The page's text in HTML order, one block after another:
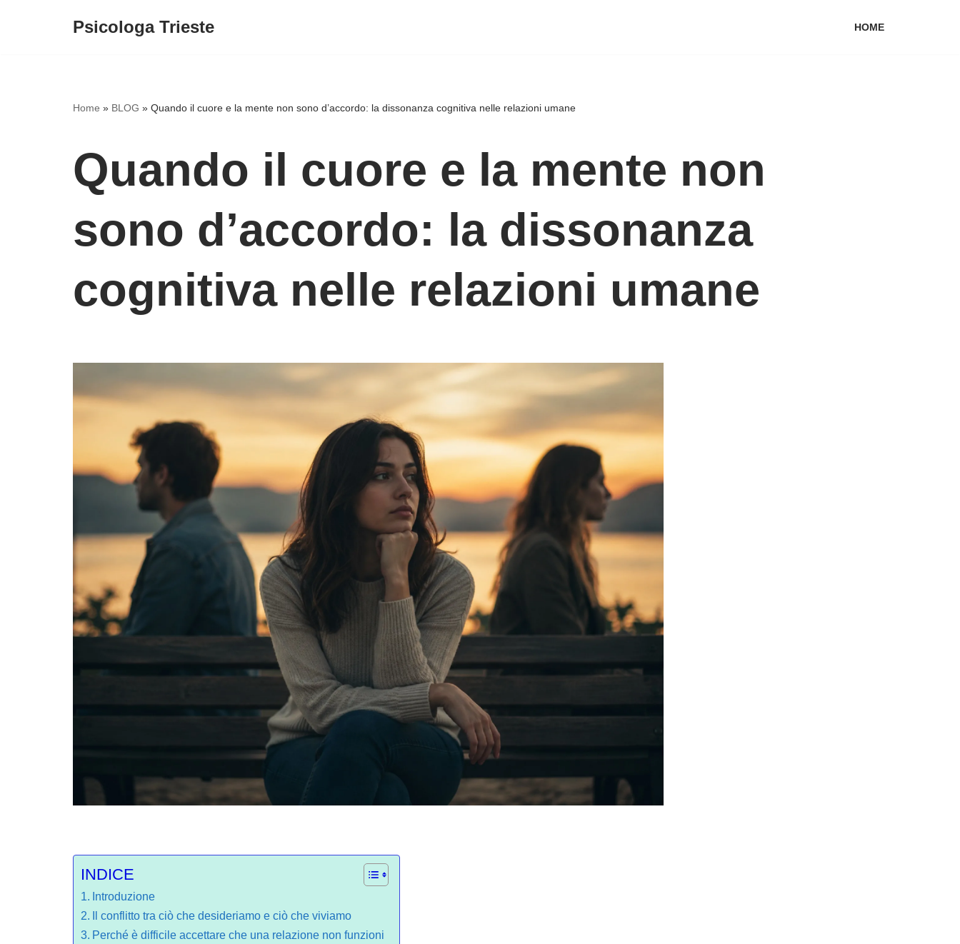
Psicologa Trieste HOME
Home » BLOG » Quando il cuore e la mente non sono d’accordo: la dissonanza cognitiva nelle relazioni umane
Quando il cuore e la mente non
sono d’accordo: la dissonanza
cognitiva nelle relazioni umane
INDICE
Introduzione
Il conflitto tra ciò che desideriamo e ciò che viviamo
Perché è difficile accettare che una relazione non funzioni